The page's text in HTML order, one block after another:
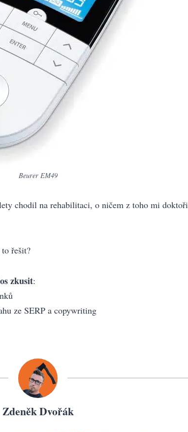
Beurer EM49
chodil na rehabilitaci, o ničem z toho mi doktoři
řešit?
zkusit:
ze SERP a copywriting
Zdeněk Dvořák